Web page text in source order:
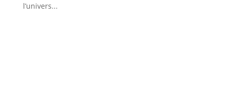
l’univers...